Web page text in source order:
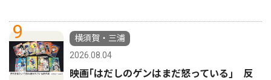
9
横須賀・三浦
2026.08.04
映画｢はだしのゲンはまだ怒っている｣ 反